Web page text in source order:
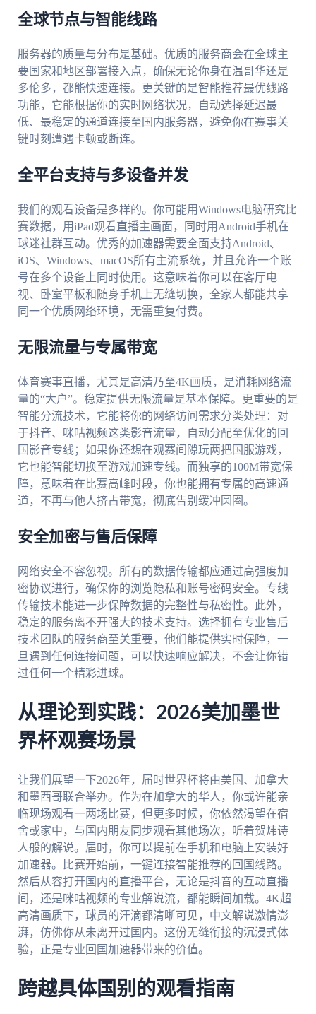
全球节点与智能线路
服务器的质量与分布是基础。优质的服务商会在全球主
要国家和地区部署接入点，确保无论你身在温哥华还是
多伦多，都能快速连接。更关键的是智能推荐最优线路
功能，它能根据你的实时网络状况，自动选择延迟最
低、最稳定的通道连接至国内服务器，避免你在赛事关
键时刻遭遇卡顿或断连。
全平台支持与多设备并发
我们的观看设备是多样的。你可能用Windows电脑研究比
赛数据，用iPad观看直播主画面，同时用Android手机在
球迷社群互动。优秀的加速器需要全面支持Android、
iOS、Windows、macOS所有主流系统，并且允许一个账
号在多个设备上同时使用。这意味着你可以在客厅电
视、卧室平板和随身手机上无缝切换，全家人都能共享
同一个优质网络环境，无需重复付费。
无限流量与专属带宽
体育赛事直播，尤其是高清乃至4K画质，是消耗网络流
量的“大户”。稳定提供无限流量是基本保障。更重要的是
智能分流技术，它能将你的网络访问需求分类处理：对
于抖音、咪咕视频这类影音流量，自动分配至优化的回
国影音专线；如果你还想在观赛间隙玩两把国服游戏，
它也能智能切换至游戏加速专线。而独享的100M带宽保
障，意味着在比赛高峰时段，你也能拥有专属的高速通
道，不再与他人挤占带宽，彻底告别缓冲圆圈。
安全加密与售后保障
网络安全不容忽视。所有的数据传输都应通过高强度加
密协议进行，确保你的浏览隐私和账号密码安全。专线
传输技术能进一步保障数据的完整性与私密性。此外，
稳定的服务离不开强大的技术支持。选择拥有专业售后
技术团队的服务商至关重要，他们能提供实时保障，一
旦遇到任何连接问题，可以快速响应解决，不会让你错
过任何一个精彩进球。
从理论到实践：2026美加墨世
界杯观赛场景
让我们展望一下2026年，届时世界杯将由美国、加拿大
和墨西哥联合举办。作为在加拿大的华人，你或许能亲
临现场观看一两场比赛，但更多时候，你依然渴望在宿
舍或家中，与国内朋友同步观看其他场次，听着贺炜诗
人般的解说。届时，你可以提前在手机和电脑上安装好
加速器。比赛开始前，一键连接智能推荐的回国线路。
然后从容打开国内的直播平台，无论是抖音的互动直播
间，还是咪咕视频的专业解说流，都能瞬间加载。4K超
高清画质下，球员的汗滴都清晰可见，中文解说激情澎
湃，仿佛你从未离开过国内。这份无缝衔接的沉浸式体
验，正是专业回国加速器带来的价值。
跨越具体国别的观看指南